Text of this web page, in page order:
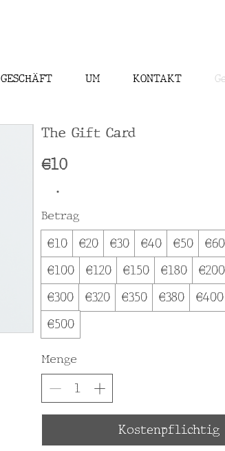
GESCHÄFT UM KONTAKT
The Gift Card
€10
Betrag
€10
€20 €30 €40 €50 €60
€100
€120 €150 €180 €200
€300
€320 €350 €380 €400
€500
Menge
Kostenpflichtig